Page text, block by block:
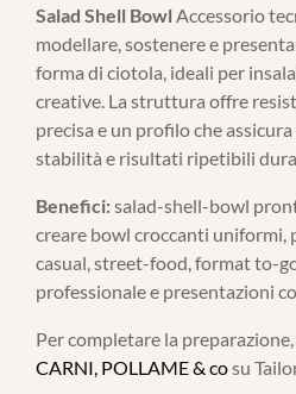
Salad Shell Bowl Accessorio
modellare, sostenere e
forma di ciotola, ideali per
creative. La struttura offre
precisa e un profilo che
stabilità e risultati ripetibili
Benefici:salad-shell-bowl
creare bowl croccanti uniformi,
casual, street-food, format to-
professionale e presentazioni
Per completare la
CARNI, POLLAME & cosu